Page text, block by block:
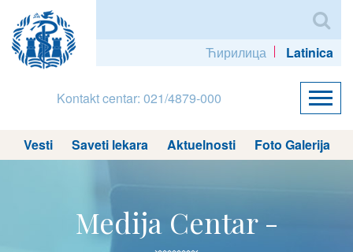
Ћирилица Latinica
Kontakt centar: 021/4879-000
Vesti Saveti lekara Aktuelnosti Foto Galerija
Medija Centar -